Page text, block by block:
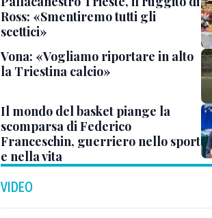
Ross: «Smentiremo tutti gli
scettici»
Vona: «Vogliamo riportare in alto
la Triestina calcio»
Il mondo del basket piange la
scomparsa di Federico
Franceschin, guerriero nello sport
e nella vita
VIDEO